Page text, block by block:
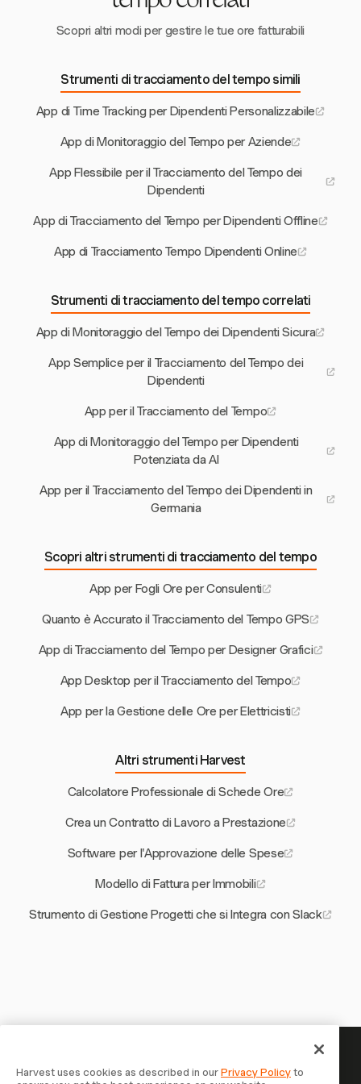
Scopri altri modi per gestire le tue ore fatturabili
Strumenti di tracciamento del tempo simili
App di Time Tracking per Dipendenti Personalizzabile
App di Monitoraggio del Tempo per Aziende
App Flessibile per il Tracciamento del Tempo dei
Dipendenti
App di Tracciamento del Tempo per Dipendenti Offline
App di Tracciamento Tempo Dipendenti Online
Strumenti di tracciamento del tempo correlati
App di Monitoraggio del Tempo dei Dipendenti Sicura
App Semplice per il Tracciamento del Tempo dei
Dipendenti
App per il Tracciamento del Tempo
App di Monitoraggio del Tempo per Dipendenti
Potenziata da AI
App per il Tracciamento del Tempo dei Dipendenti in
Germania
Scopri altri strumenti di tracciamento del tempo
App per Fogli Ore per Consulenti
Quanto è Accurato il Tracciamento del Tempo GPS
App di Tracciamento del Tempo per Designer Grafici
App Desktop per il Tracciamento del Tempo
App per la Gestione delle Ore per Elettricisti
Altri strumenti Harvest
Calcolatore Professionale di Schede Ore
Crea un Contratto di Lavoro a Prestazione
Software per l'Approvazione delle Spese
Modello di Fattura per Immobili
Strumento di Gestione Progetti che si Integra con Slack
Il tuo tempo merita di essere
Harvest uses cookies as described in ourPrivacy Policyto